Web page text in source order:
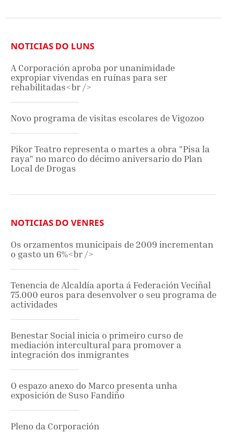
NOTICIAS DO LUNS
A Corporación aproba por unanimidade
expropiar vivendas en ruínas para ser
rehabilitadas<br />
Novo programa de visitas escolares de Vigozoo
Pikor Teatro representa o martes a obra "Pisa la
raya" no marco do décimo aniversario do Plan
Local de Drogas
NOTICIAS DO VENRES
Os orzamentos municipais de 2009 incrementan
o gasto un 6%<br />
Tenencia de Alcaldía aporta á Federación Veciñal
75.000 euros para desenvolver o seu programa de
actividades
Benestar Social inicia o primeiro curso de
mediación intercultural para promover a
integración dos inmigrantes
O espazo anexo do Marco presenta unha
exposición de Suso Fandiño
Pleno da Corporación